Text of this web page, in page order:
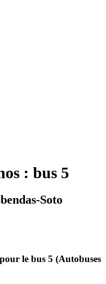
: bus 5
Soto
le bus 5 (Autobuses